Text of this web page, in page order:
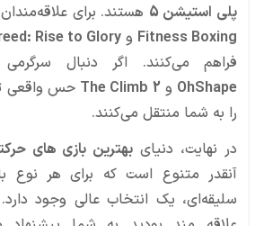
پلی استیشن 5
هستند. برای
Fitness Boxing و Rise to Glory
فراهم می‌کنند. اگر دنبال
OhShape و The Climb 2 حس واقعی
را به شما منتقل می‌کنند.
در نهایت، دنیای بهترین بازی های
آنقدر متنوع است که برای هر نوع
سلیقه‌ای، یک انتخاب عالی وجود